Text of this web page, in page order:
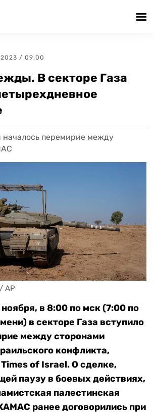
/ 09:00
В секторе Газа
началось перемирие между
AP
в 8:00 по мск (7:00 по
в секторе Газа вступило
между сторонами
конфликта,
of Israel. О сделке,
паузу в боевых действиях,
палестинская
ранее договорились при